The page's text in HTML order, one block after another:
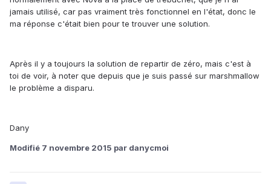
jamais utilisé, car pas vraiment très fonctionnel en l'état, donc le
ma réponse c'était bien pour te trouver une solution.
Après il y a toujours la solution de repartir de zéro, mais c'est à
toi de voir, à noter que depuis que je suis passé sur marshmallow
le problème a disparu.
Dany
Modifié 7 novembre 2015 par danycmoi